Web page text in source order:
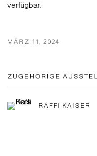
verfügbar.
MÄRZ 11, 2024
ZUGEHÖRIGE
RAFFI KAISER